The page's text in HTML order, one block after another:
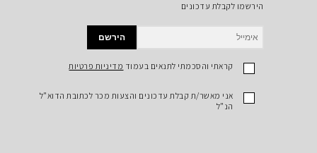
הירשמו לקבלת עדכונים
קראתי והסכמתי לתנאים בעמודמדיניות פרטיות
אני מאשר/ת קבלת עדכונים והצעות מכר לכתובת הדוא"ל
הנ"ל